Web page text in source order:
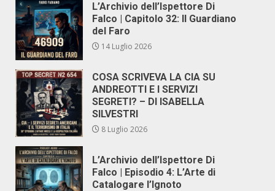
L’Archivio dell’Ispettore Di
Falco | Capitolo 32: Il Guardiano
del Faro
14 Luglio 2026
COSA SCRIVEVA LA CIA SU
ANDREOTTI E I SERVIZI
SEGRETI? – DI ISABELLA
SILVESTRI
8 Luglio 2026
L’Archivio dell’Ispettore Di
Falco | Episodio 4: L’Arte di
Catalogare l’Ignoto